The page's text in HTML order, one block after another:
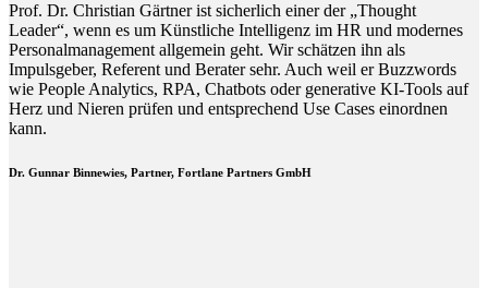
Prof. Dr. Christian Gärtner ist sicherlich einer der „Thought
Leader“, wenn es um Künstliche Intelligenz im HR und modernes
Personalmanagement allgemein geht. Wir schätzen ihn als
Impulsgeber, Referent und Berater sehr. Auch weil er Buzzwords
wie People Analytics, RPA, Chatbots oder generative KI-Tools auf
Herz und Nieren prüfen und entsprechend Use Cases einordnen
kann.
Dr. Gunnar Binnewies, Partner, Fortlane Partners GmbH